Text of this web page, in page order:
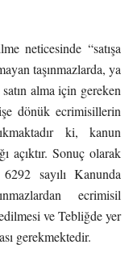
neticesinde “satışa
taşınmazlarda, ya
alma için gereken
dönük ecrimisillerin
ki, kanun
açıktır. Sonuç olarak
sayılı Kanunda
ecrimisil
ve Tebliğde yer
gerekmektedir.